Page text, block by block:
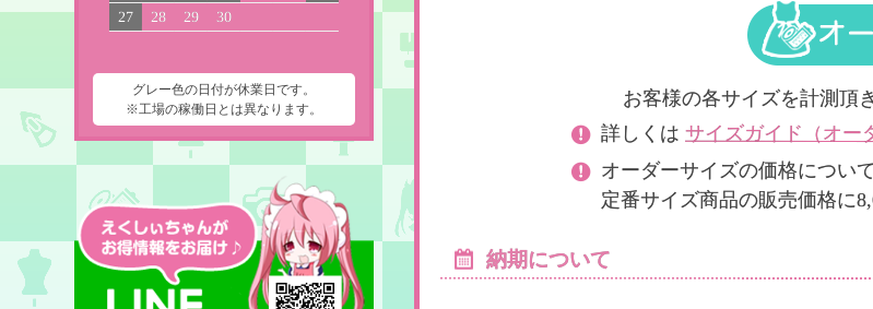
お客様の各サイズを計測頂
詳しくは サイズガイド（オー
オーダーサイズの価格について
定番サイズ商品の販売価格に
納期について
27
28 29 30
グレー色の日付が休業日です。
※工場の稼働日とは異なります。